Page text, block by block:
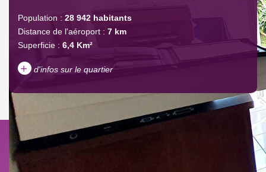
Population : 28 942 habitants
Distance de l'aéroport : 7 km
Superficie : 6,4 Km²
+ d'infos sur le quartier
DENSITÉ DE POPULATION ENFANTS ET ADOLESCENTS
AGE MOYEN